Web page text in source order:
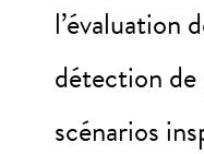
l’évaluation
détection de
scénarios